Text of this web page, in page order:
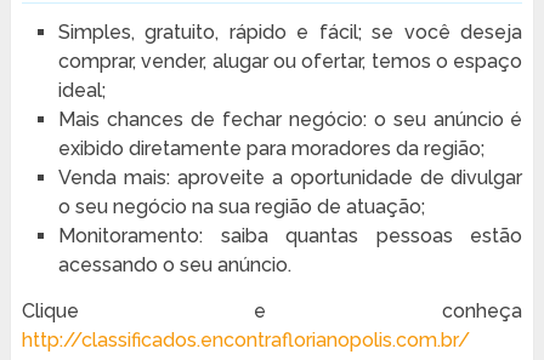
Simples, gratuito, rápido e fácil; se você deseja
comprar, vender, alugar ou ofertar, temos o espaço
ideal;
Mais chances de fechar negócio: o seu anúncio é
exibido diretamente para moradores da região;
Venda mais: aproveite a oportunidade de divulgar
o seu negócio na sua região de atuação;
Monitoramento: saiba quantas pessoas estão
acessando o seu anúncio.
Clique e conheça
http://classificados.encontraflorianopolis.com.br/